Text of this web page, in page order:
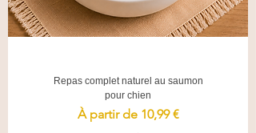
Repas complet naturel au saumon
pour chien
À partir de 10,99 €
Prix promotionnel